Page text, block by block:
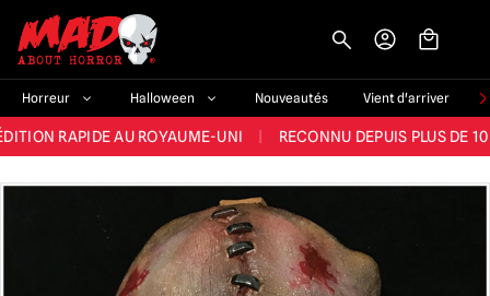
Horreur Halloween Nouveautés Vient d'arriver
ET LA MEILLEURE GAMME DU ROYAUME-UNI PLUS DE 60 000
RAPIDE AU ROYAUME-UNI RECONNU DEPUIS PLUS DE
GAMME D'HALLOWEEN AU ROYAUME-UNI
ET LA MEILLEURE GAMME DU ROYAUME-UNI | PLUS DE 60 000